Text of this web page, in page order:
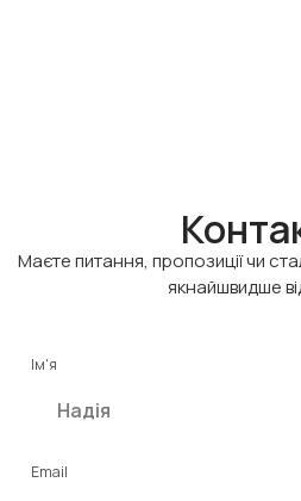
Маєте питання, пропозиції чи
якнайшвидше
Ім'я
Email